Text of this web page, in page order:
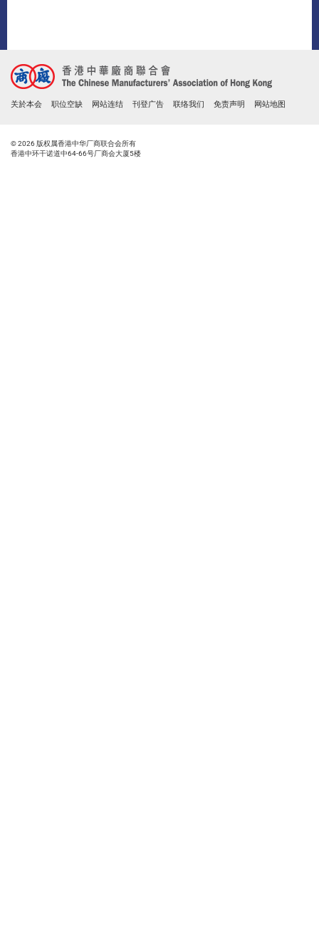
关於本会 职位空缺 网站连结 刊登广告 联络我们 免责声明 网站地图
© 2026 版权属香港中华厂商联合会所有
香港中环干诺道中64-66号厂商会大厦5楼